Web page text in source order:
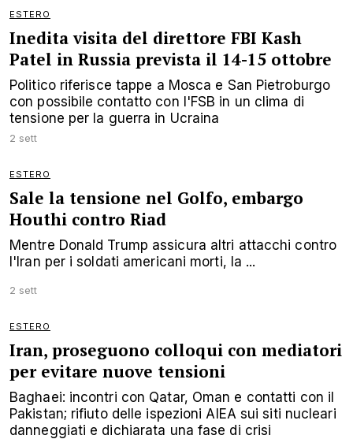
ESTERO
Inedita visita del direttore FBI Kash
Patel in Russia prevista il 14-15 ottobre
Politico riferisce tappe a Mosca e San Pietroburgo
con possibile contatto con l'FSB in un clima di
tensione per la guerra in Ucraina
2 sett
ESTERO
Sale la tensione nel Golfo, embargo
Houthi contro Riad
Mentre Donald Trump assicura altri attacchi contro
l'Iran per i soldati americani morti, la ...
2 sett
ESTERO
Iran, proseguono colloqui con mediatori
per evitare nuove tensioni
Baghaei: incontri con Qatar, Oman e contatti con il
Pakistan; rifiuto delle ispezioni AIEA sui siti nucleari
danneggiati e dichiarata una fase di crisi